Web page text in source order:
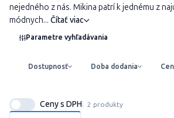
nejedného z nás. Mikina patrí k jednému z
módnych... Čítať viac
Parametre vyhľadávania
Dostupnosť Doba dodania
Ceny s DPH 2 produkty